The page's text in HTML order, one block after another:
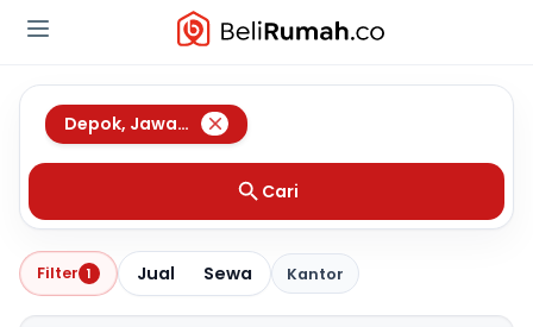
Depok, Jawa Barat
Cari
Filter 1 Jual Sewa Kantor